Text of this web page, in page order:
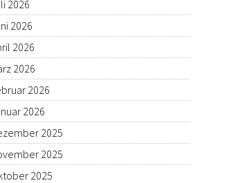
2026
2026
2026
2026
2026
2026
2025
2025
2025